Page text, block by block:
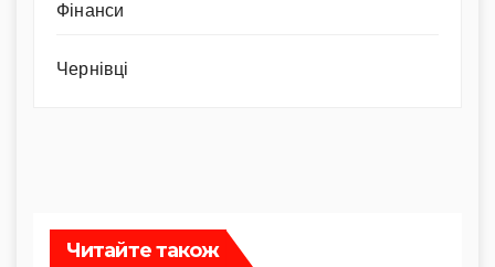
Фінанси
Чернівці
Читайте також